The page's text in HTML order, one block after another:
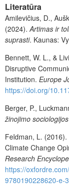
Literatūra
Amilevičius, D.,
(2024). Artimas ir
suprasti. Kaunas:
Bennett, W. L., &
Disruptive
Institution. Europe
https://doi.org/
Berger, P.,
žinojimo
Feldman, L.
Climate Change
Research
https://
9780190228620-e-